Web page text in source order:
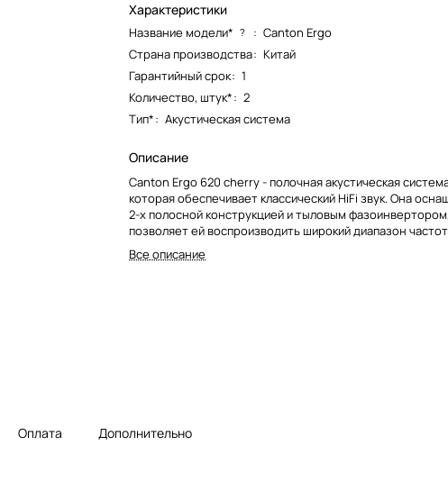
Характеристики
Название модели* ? : Canton Ergo
Страна производства: Китай
Гарантийный срок: 1
Количество, штук*: 2
Тип*: Акустическая система
Описание
Canton Ergo 620 cherry - полочная акустическая
которая обеспечивает классический HiFi звук. Она
2-х полосной конструкцией и тыловым
позволяет ей воспроизводить широкий диапазон
Гц до 40 кГц.
Все описание
Оплата Дополнительно